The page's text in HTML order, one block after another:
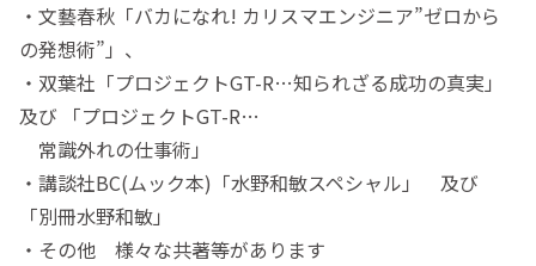
・文藝春秋「バカになれ! カリスマエンジニア”ゼロから
の発想術”」、
・双葉社「プロジェクトGT-R…知られざる成功の真実」
及び 「プロジェクトGT-R…
常識外れの仕事術」
・講談社BC(ムック本)「水野和敏スペシャル」 及び
「別冊水野和敏」
・その他 様々な共著等があります